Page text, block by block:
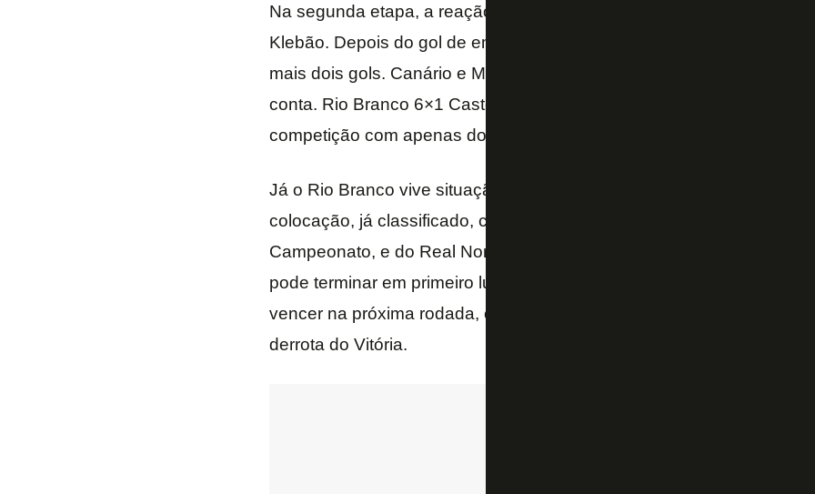
Na segunda etapa, a reação do Rio Branco começou com João
Klebão. Depois do gol de empate só deu Brancão. Loco Abreu virou
mais dois gols. Canário e Mariotto transformaram a vitória em
conta. Rio Branco 6×1 Castelo. O time do sul do estado amarga a
competição com apenas dois pontos, já rebaixado.
Já o Rio Branco vive situação bem diferente no Capixabão e ocupa a
colocação, já classificado, com 15 pontos, atrás apenas do Vitória,
Campeonato, e do Real Noroeste. Faltando apenas uma rodada, o
pode terminar em primeiro lugar. Para que isso ocorra, o time Capa-
vencer na próxima rodada, em confronto direto com o Real
derrota do Vitória.